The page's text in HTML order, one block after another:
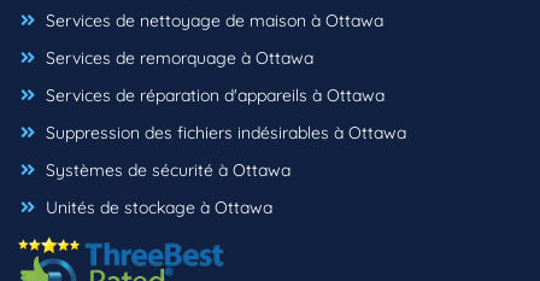
Services de nettoyage de maison à Ottawa
Services de remorquage à Ottawa
Services de réparation d'appareils à Ottawa
Suppression des fichiers indésirables à Ottawa
Systèmes de sécurité à Ottawa
Unités de stockage à Ottawa